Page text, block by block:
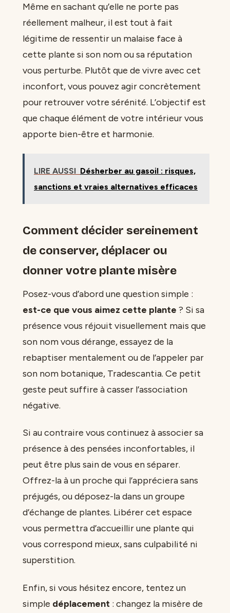
Même en sachant qu’elle ne porte pas
réellement malheur, il est tout à fait
légitime de ressentir un malaise face à
cette plante si son nom ou sa réputation
vous perturbe. Plutôt que de vivre avec cet
inconfort, vous pouvez agir concrètement
pour retrouver votre sérénité. L’objectif est
que chaque élément de votre intérieur vous
apporte bien-être et harmonie.
LIRE AUSSI Désherber au gasoil : risques,
sanctions et vraies alternatives efficaces
Comment décider sereinement
de conserver, déplacer ou
donner votre plante misère
Posez-vous d’abord une question simple :
est-ce que vous aimez cette plante ? Si sa
présence vous réjouit visuellement mais que
son nom vous dérange, essayez de la
rebaptiser mentalement ou de l’appeler par
son nom botanique, Tradescantia. Ce petit
geste peut suffire à casser l’association
négative.
Si au contraire vous continuez à associer sa
présence à des pensées inconfortables, il
peut être plus sain de vous en séparer.
Offrez-la à un proche qui l’appréciera sans
préjugés, ou déposez-la dans un groupe
d’échange de plantes. Libérer cet espace
vous permettra d’accueillir une plante qui
vous correspond mieux, sans culpabilité ni
superstition.
Enfin, si vous hésitez encore, tentez un
simple déplacement : changez la misère de